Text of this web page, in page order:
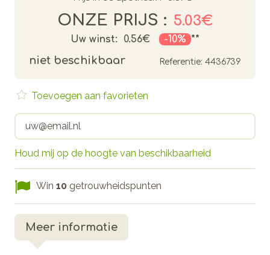
ONZE PRIJS : 5.03€
Uw winst: 0.56€ -10% **
niet beschikbaar Referentie: 4436739
Houd mij op de hoogte van beschikbaarheid
Toevoegen aan favorieten
Win 10 getrouwheidspunten
Meer informatie